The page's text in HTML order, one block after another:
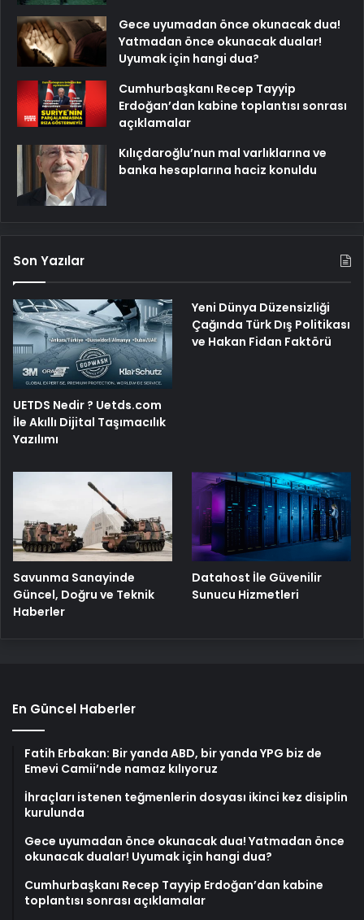
Gece uyumadan önce okunacak dua!
Yatmadan önce okunacak dualar!
Uyumak için hangi dua?
Cumhurbaşkanı Recep Tayyip
Erdoğan’dan kabine toplantısı sonrası
açıklamalar
Kılıçdaroğlu’nun mal varlıklarına ve
banka hesaplarına haciz konuldu
Son Yazılar
UETDS Nedir ? Uetds.com
İle Akıllı Dijital Taşımacılık
Yazılımı
Yeni Dünya Düzensizliği
Çağında Türk Dış Politikası
ve Hakan Fidan Faktörü
Savunma Sanayinde
Güncel, Doğru ve Teknik
Haberler
Datahost İle Güvenilir
Sunucu Hizmetleri
En Güncel Haberler
Fatih Erbakan: Bir yanda ABD, bir yanda YPG biz de
Emevi Camii’nde namaz kılıyoruz
İhraçları istenen teğmenlerin dosyası ikinci kez disiplin
kurulunda
Gece uyumadan önce okunacak dua! Yatmadan önce
okunacak dualar! Uyumak için hangi dua?
Cumhurbaşkanı Recep Tayyip Erdoğan’dan kabine
toplantısı sonrası açıklamalar